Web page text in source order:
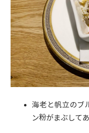
海老と帆立のブ
ン粉がまぶしてあ